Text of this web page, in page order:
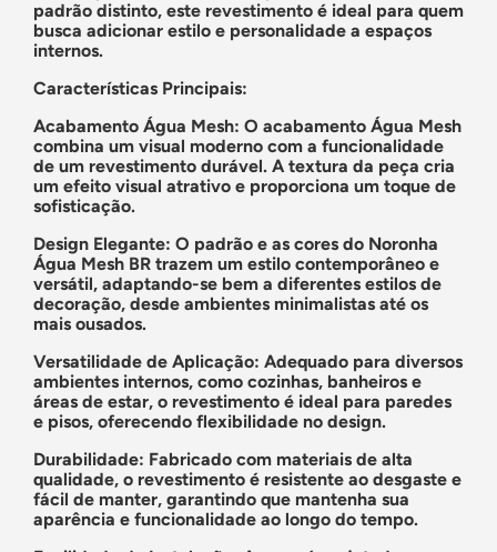
padrão distinto, este revestimento é ideal para quem
busca adicionar estilo e personalidade a espaços
internos.
Características Principais:
Acabamento Água Mesh: O acabamento Água Mesh
combina um visual moderno com a funcionalidade
de um revestimento durável. A textura da peça cria
um efeito visual atrativo e proporciona um toque de
sofisticação.
Design Elegante: O padrão e as cores do Noronha
Água Mesh BR trazem um estilo contemporâneo e
versátil, adaptando-se bem a diferentes estilos de
decoração, desde ambientes minimalistas até os
mais ousados.
Versatilidade de Aplicação: Adequado para diversos
ambientes internos, como cozinhas, banheiros e
áreas de estar, o revestimento é ideal para paredes
e pisos, oferecendo flexibilidade no design.
Durabilidade: Fabricado com materiais de alta
qualidade, o revestimento é resistente ao desgaste e
fácil de manter, garantindo que mantenha sua
aparência e funcionalidade ao longo do tempo.